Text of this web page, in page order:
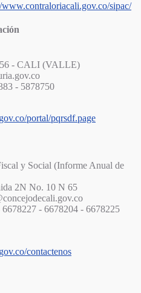
www.contraloriacali.gov.co/sipac/
56 - CALI (VALLE)
- 5878750
portal/pqrsdf.page
y Social (Informe Anual de
2N No. 10 N 65
- 6678204 - 6678225
contactenos